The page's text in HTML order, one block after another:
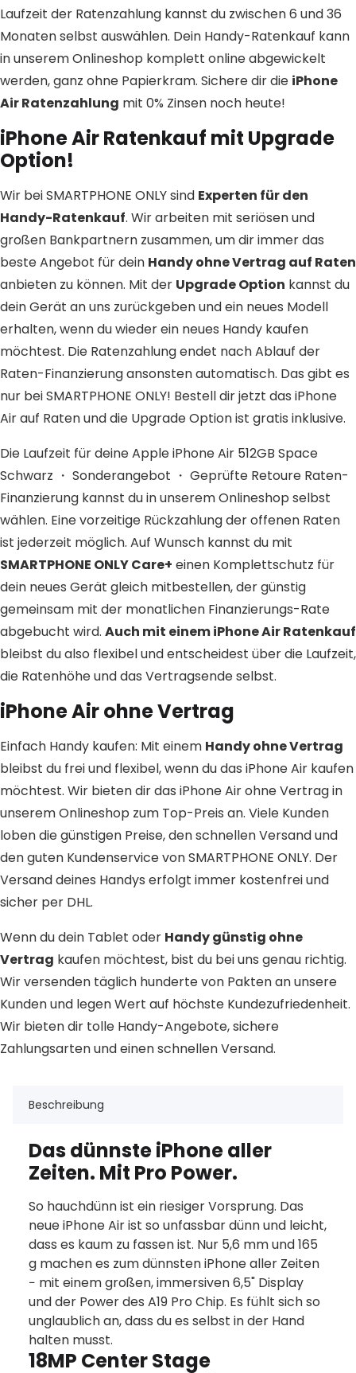
Laufzeit der Ratenzahlung kannst du zwischen 6 und 36
Monaten selbst auswählen. Dein Handy-Ratenkauf kann
in unserem Onlineshop komplett online abgewickelt
werden, ganz ohne Papierkram. Sichere dir die iPhone
Air Ratenzahlung mit 0% Zinsen noch heute!
iPhone Air Ratenkauf mit Upgrade
Option!
Wir bei SMARTPHONE ONLY sind Experten für den
Handy-Ratenkauf. Wir arbeiten mit seriösen und
großen Bankpartnern zusammen, um dir immer das
beste Angebot für dein Handy ohne Vertrag auf Raten
anbieten zu können. Mit der Upgrade Option kannst du
dein Gerät an uns zurückgeben und ein neues Modell
erhalten, wenn du wieder ein neues Handy kaufen
möchtest. Die Ratenzahlung endet nach Ablauf der
Raten-Finanzierung ansonsten automatisch. Das gibt es
nur bei SMARTPHONE ONLY! Bestell dir jetzt das iPhone
Air auf Raten und die Upgrade Option ist gratis inklusive.
Die Laufzeit für deine Apple iPhone Air 512GB Space
Schwarz ・ Sonderangebot ・ Geprüfte Retoure Raten-
Finanzierung kannst du in unserem Onlineshop selbst
wählen. Eine vorzeitige Rückzahlung der offenen Raten
ist jederzeit möglich. Auf Wunsch kannst du mit
SMARTPHONE ONLY Care+ einen Komplettschutz für
dein neues Gerät gleich mitbestellen, der günstig
gemeinsam mit der monatlichen Finanzierungs-Rate
abgebucht wird. Auch mit einem iPhone Air Ratenkauf
bleibst du also flexibel und entscheidest über die Laufzeit,
die Ratenhöhe und das Vertragsende selbst.
iPhone Air ohne Vertrag
Einfach Handy kaufen: Mit einem Handy ohne Vertrag
bleibst du frei und flexibel, wenn du das iPhone Air kaufen
möchtest. Wir bieten dir das iPhone Air ohne Vertrag in
unserem Onlineshop zum Top-Preis an. Viele Kunden
loben die günstigen Preise, den schnellen Versand und
den guten Kundenservice von SMARTPHONE ONLY. Der
Versand deines Handys erfolgt immer kostenfrei und
sicher per DHL.
Wenn du dein Tablet oder Handy günstig ohne
Vertrag kaufen möchtest, bist du bei uns genau richtig.
Wir versenden täglich hunderte von Pakten an unsere
Kunden und legen Wert auf höchste Kundezufriedenheit.
Wir bieten dir tolle Handy-Angebote, sichere
Zahlungsarten und einen schnellen Versand.
Beschreibung
Das dünnste iPhone aller
Zeiten. Mit Pro Power.
So hauchdünn ist ein riesiger Vorsprung. Das
neue iPhone Air ist so unfassbar dünn und leicht,
dass es kaum zu fassen ist. Nur 5,6 mm und 165
g machen es zum dünnsten iPhone aller Zeiten
− mit einem großen, im­mer­siven 6,5" Display
und der Power des A19 Pro Chip. Es fühlt sich so
unglaub­lich an, dass du es selbst in der Hand
halten musst.
18MP Center Stage